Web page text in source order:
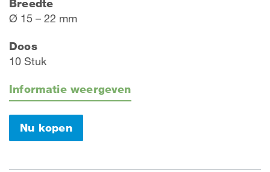
Breedte
Ø 15 – 22 mm
Doos
10 Stuk
Informatie weergeven
Nu kopen